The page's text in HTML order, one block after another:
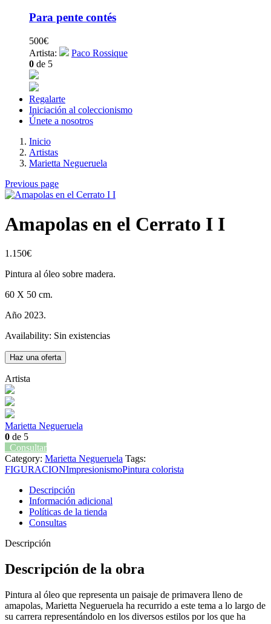
Para pente contés
500€
Artista:
Paco Rossique
0 de 5
Regalarte
Iniciación al coleccionismo
Únete a nosotros
Inicio
Artistas
Marietta Negueruela
Previous page
Amapolas en el Cerrato I I
1.150€
Pintura al óleo sobre madera.
60 X 50 cm.
Año 2023.
Availability: Sin existencias
Haz una oferta
Artista
Marietta Negueruela
0 de 5
Consultar
Category: Marietta Negueruela Tags:
FIGURACIONImpresionismoPintura colorista
Descripción
Información adicional
Políticas de la tienda
Consultas
Descripción
Descripción de la obra
Pintura al óleo que representa un paisaje de primavera lleno de
amapolas, Marietta Negueruela ha recurrido a este tema a lo largo de
su carrera representándolo en los diversos estilos por los que ha